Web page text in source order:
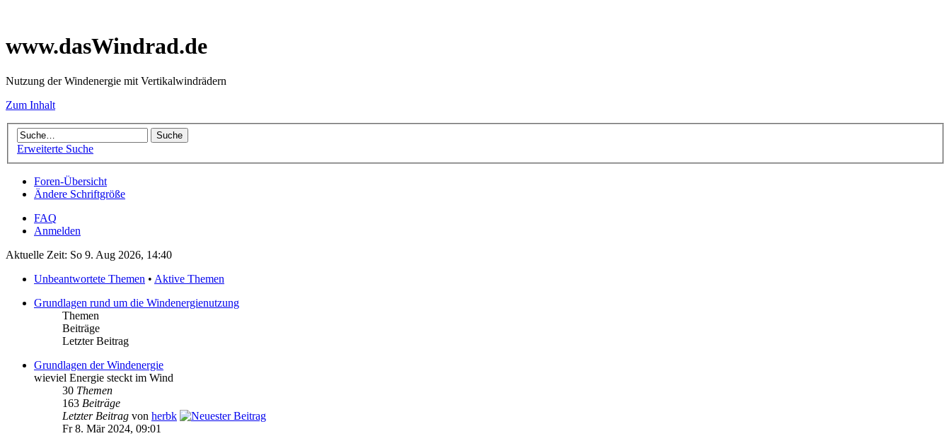
www.dasWindrad.de
Nutzung der Windenergie mit Vertikalwindrädern
Zum Inhalt
Erweiterte Suche
Foren-Übersicht
Ändere Schriftgröße
FAQ
Anmelden
Aktuelle Zeit: So 9. Aug 2026, 14:40
Unbeantwortete Themen • Aktive Themen
Grundlagen rund um die Windenergienutzung
Themen
Beiträge
Letzter Beitrag
Grundlagen der Windenergie
wieviel Energie steckt im Wind
30 Themen
163 Beiträge
Letzter Beitrag von herbk
Fr 8. Mär 2024, 09:01